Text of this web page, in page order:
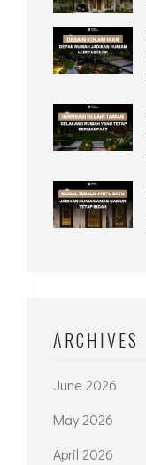
ARCHIVES
June 2026
May 2026
April 2026